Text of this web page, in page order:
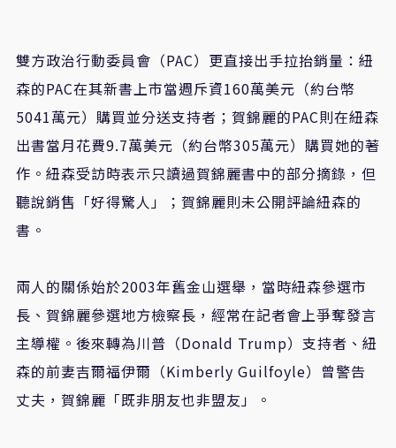
雙方政治行動委員會（PAC）更直接出手拉抬銷量：紐
森的PAC在其新書上市當週斥資160萬美元（約台幣
5041萬元）購買並分送支持者；賀錦麗的PAC則在紐森
出書當月花費9.7萬美元（約台幣305萬元）購買她的著
作。紐森受訪時表示只讀過賀錦麗書中的部分摘錄，但
聽說銷售「好得驚人」；賀錦麗則未公開評論紐森的
書。
兩人的關係始於2003年舊金山選舉，當時紐森參選市
長、賀錦麗參選地方檢察長，經常在記者會上爭奪發言
主導權。後來轉為川普（Donald Trump）支持者、紐
森的前妻吉爾福伊爾（Kimberly Guilfoyle）曾警告
丈夫，賀錦麗「既非朋友也非盟友」。